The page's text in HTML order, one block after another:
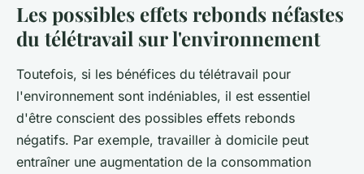
Les possibles effets rebonds néfastes
du télétravail sur l'environnement
Toutefois, si les bénéfices du télétravail pour
l'environnement sont indéniables, il est essentiel
d'être conscient des possibles effets rebonds
négatifs. Par exemple, travailler à domicile peut
entraîner une augmentation de la consommation